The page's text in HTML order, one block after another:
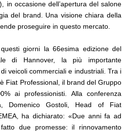
in occasione dell’apertura del salone
del brand. Una visione chiara della
proseguire in questo mercato.
giorni la 66esima edizione del
di Hannover, la più importante
veicoli commerciali e industriali. Tra i
Fiat Professional, il brand del Gruppo
ai professionisti. Alla conferenza
Domenico Gostoli, Head of Fiat
ha dichiarato: «Due anni fa ad
due promesse: il rinnovamento